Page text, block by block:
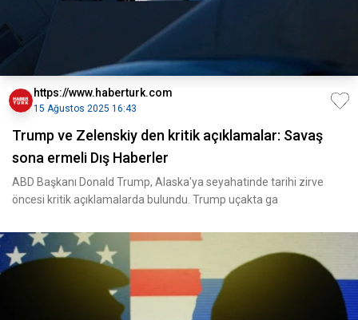
https://www.haberturk.com
15 Ağustos 2025 16:43
Trump ve Zelenskiy den kritik açıklamalar: Savaş
sona ermeli Dış Haberler
ABD Başkanı Donald Trump, Alaska'ya seyahatinde tarihi zirve
öncesi kritik açıklamalarda bulundu. Trump uçakta ga